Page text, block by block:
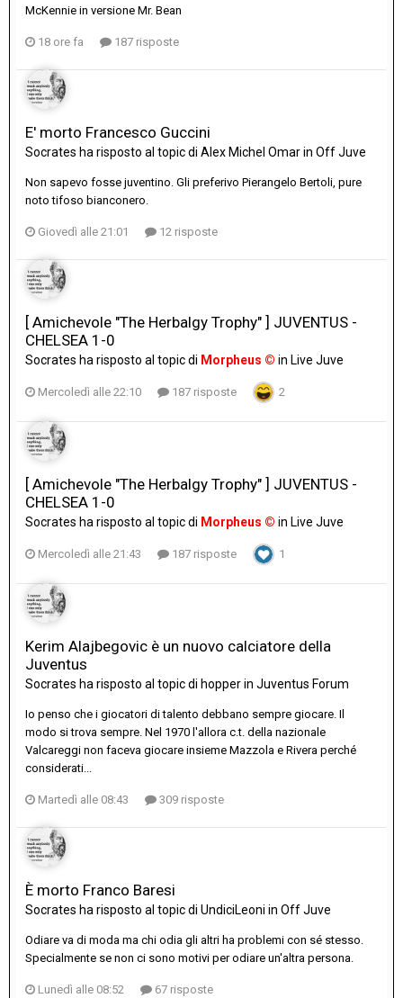
McKennie in versione Mr. Bean
18 ore fa 187 risposte
E' morto Francesco Guccini
Socrates ha risposto al topic di Alex Michel Omarin Off Juve
Non sapevo fosse juventino. Gli preferivo Pierangelo Bertoli, pure
noto tifoso bianconero.
Giovedì alle 21:01 12 risposte
[ Amichevole "The Herbalgy Trophy" ] JUVENTUS -
CHELSEA 1-0
Socrates ha risposto al topic di Morpheus © in Live Juve
Mercoledì alle 22:10 187 risposte 2
[ Amichevole "The Herbalgy Trophy" ] JUVENTUS -
CHELSEA 1-0
Socrates ha risposto al topic di Morpheus © in Live Juve
Mercoledì alle 21:43 187 risposte 1
Kerim Alajbegovic è un nuovo calciatore della
Juventus
Socrates ha risposto al topic di hopperin Juventus Forum
Io penso che i giocatori di talento debbano sempre giocare. Il
modo si trova sempre. Nel 1970 l'allora c.t. della nazionale
Valcareggi non faceva giocare insieme Mazzola e Rivera perché
considerati...
Martedì alle 08:43 309 risposte
È morto Franco Baresi
Socrates ha risposto al topic di UndiciLeoni in Off Juve
Odiare va di moda ma chi odia gli altri ha problemi con sé stesso.
Specialmente se non ci sono motivi per odiare un'altra persona.
Lunedì alle 08:52 67 risposte